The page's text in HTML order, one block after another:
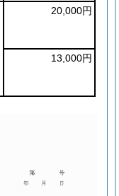
20,000円
13,000円